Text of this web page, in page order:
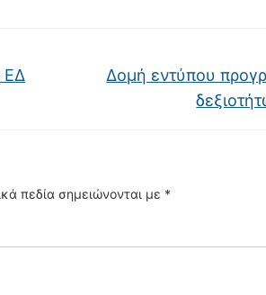
ΕΔ
Δομή εντύπου
πεδία σημειώνονται με *